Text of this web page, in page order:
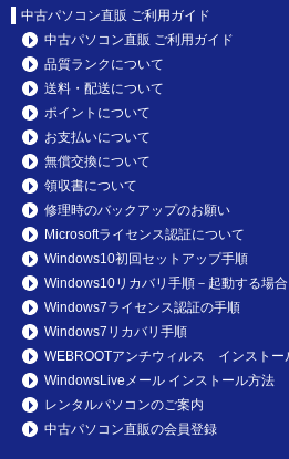
中古パソコン直販 ご利用ガイド
中古パソコン直販 ご利用ガイド
品質ランクについて
送料・配送について
ポイントについて
お支払いについて
無償交換について
領収書について
修理時のバックアップのお願い
Microsoftライセンス認証について
Windows10初回セットアップ手順
Windows10リカバリ手順－起動する場合
Windows7ライセンス認証の手順
Windows7リカバリ手順
WEBROOTアンチウィルス インストー
WindowsLiveメール インストール方法
レンタルパソコンのご案内
中古パソコン直販の会員登録